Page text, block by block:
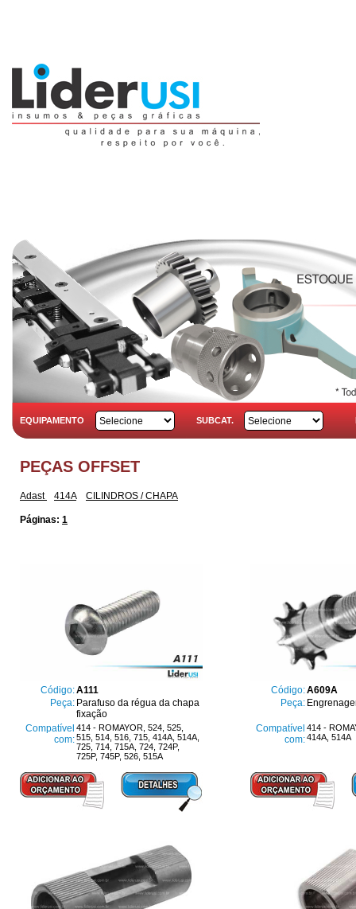
EQUIPAMENTO SUBCAT.
PEÇAS OFFSET
Adast 414A CILINDROS / CHAPA
Páginas: 1
Código:A111
Peça: Parafuso da régua da chapa
fixação
Compatível
com:
414 - ROMAYOR, 524, 525,
515, 514, 516, 715, 414A, 514A,
725, 714, 715A, 724, 724P,
725P, 745P, 526, 515A
Código:A609A
Peça:
Compatível
com:
414 -
414A, 514A